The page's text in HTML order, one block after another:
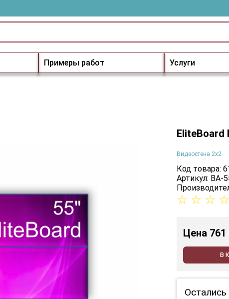
Примеры работ Услуги
EliteBoard
Видеостена 2x2
Код товара:
Артикул: BA-
☆ ☆ ☆ ☆
Цена 761
В